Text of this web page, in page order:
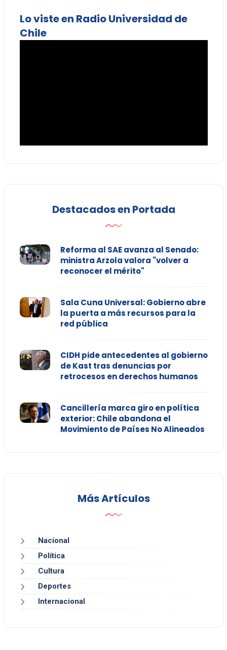
Lo viste en Radio Universidad de
Chile
Destacados en Portada
Reforma al SAE avanza al Senado:
ministra Arzola valora "volver a
reconocer el mérito"
Sala Cuna Universal: Gobierno abre
la puerta a más recursos para la
red pública
CIDH pide antecedentes al gobierno
de Kast tras denuncias por
retrocesos en derechos humanos
Cancillería marca giro en política
exterior: Chile abandona el
Movimiento de Países No Alineados
Más Artículos
Nacional
Política
Cultura
Deportes
Internacional